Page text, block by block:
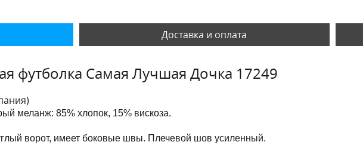
Доставка и оплата
футболка Самая Лучшая Дочка 17249
меланж: 85% хлопок, 15% вискоза.
ворот, имеет боковые швы. Плечевой шов усиленный.